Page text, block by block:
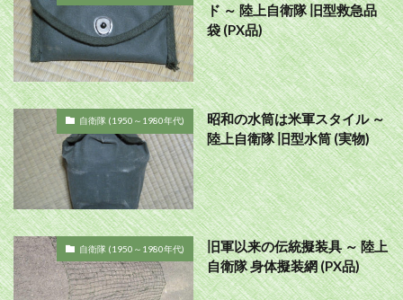
ド ～ 陸上自衛隊 旧型救急品
袋 (PX品)
自衛隊 (1950～1980年代)
昭和の水筒は米軍スタイル ～
陸上自衛隊 旧型水筒 (実物)
自衛隊 (1950～1980年代)
旧軍以来の伝統擬装具 ～ 陸上
自衛隊 身体擬装網 (PX品)